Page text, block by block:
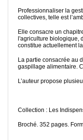
Professionnaliser la
collectives, telle est
Elle consacre un
l'agriculture biologique,
constitue actuellement
La partie consacrée au
gaspillage alimentaire.
L’auteur propose
Collection : Les
Broché. 352 pages.